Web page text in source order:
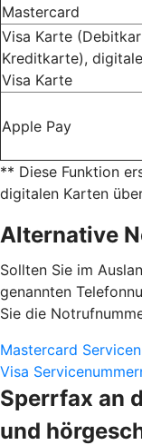
Mastercard
Visa Karte
Kreditkarte), digitale
Visa Karte
Apple Pay
** Diese Funktion
digitalen Karten
Alternative
Sollten Sie im
genannten
Sie die
Mastercard
Visa
Sperrfax an
und